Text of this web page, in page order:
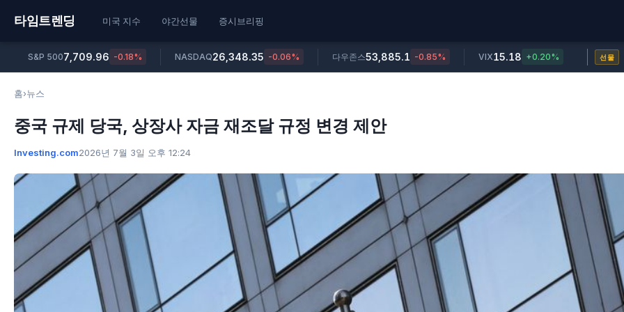
타임트렌딩 미국 지수 야간선물 증시브리핑
S&P 5007,709.96 -0.18% NASDAQ26,348.35 -0.06% 다우존스53,885.1 -0.85% VIX15.18 +0.20% 선물
홈›뉴스
중국 규제 당국, 상장사 자금 재조달 규정 변경 제안
Investing.com2026년 7월 3일 오후 12:24